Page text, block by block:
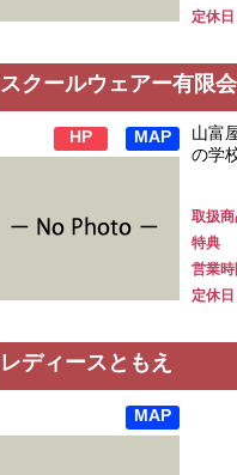
定休日
スクールウェアー有限
MAP
HP
山富
の学
取扱
特典
営業
定休日
レディースともえ
MAP